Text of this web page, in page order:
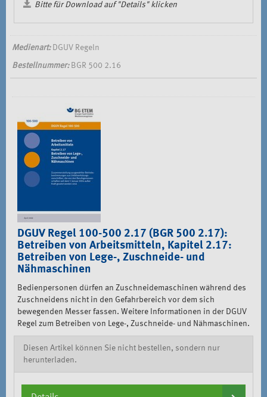
Bitte für Download auf "Details" klicken
Medienart:DGUV Regeln
Bestellnummer:BGR 500 2.16
DGUV Regel 100-500 2.17 (BGR 500 2.17):
Betreiben von Arbeitsmitteln, Kapitel 2.17:
Betreiben von Lege-, Zuschneide- und
Nähmaschinen
Bedienpersonen dürfen an Zuschneidemaschinen während des
Zuschneidens nicht in den Gefahrbereich vor dem sich
bewegenden Messer fassen. Weitere Informationen in der DGUV
Regel zum Betreiben von Lege-, Zuschneide- und Nähmaschinen.
Diesen Artikel können Sie nicht bestellen, sondern nur
herunterladen.